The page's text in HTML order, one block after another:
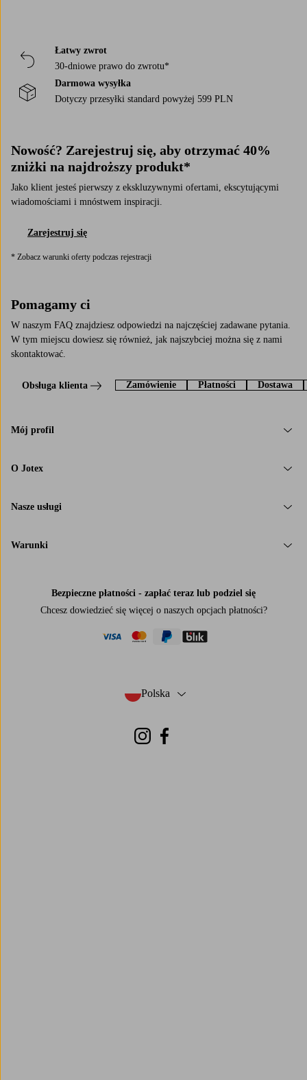
Łatwy zwrot
30-dniowe prawo do zwrotu*
Darmowa wysyłka
Dotyczy przesyłki standard powyżej 599 PLN
Nowość? Zarejestruj się, aby otrzymać 40%
zniżki na najdroższy produkt*
Jako klient jesteś pierwszy z ekskluzywnymi ofertami, ekscytującymi
wiadomościami i mnóstwem inspiracji.
Zarejestruj się
* Zobacz warunki oferty podczas rejestracji
Pomagamy ci
W naszym FAQ znajdziesz odpowiedzi na najczęściej zadawane pytania.
W tym miejscu dowiesz się również, jak najszybciej można się z nami
skontaktować.
Obsługa klienta Zamówienie Płatności Dostawa
Mój profil
O Jotex
Nasze usługi
Warunki
Bezpieczne płatności - zapłać teraz lub podziel się
Chcesz dowiedzieć się więcej o naszych opcjach płatności?
Polska
- Wybierz kraj